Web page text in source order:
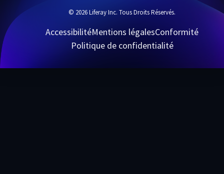
© 2026 Liferay Inc. Tous Droits Réservés.
AccessibilitéMentions légalesConformité
Politique de confidentialité